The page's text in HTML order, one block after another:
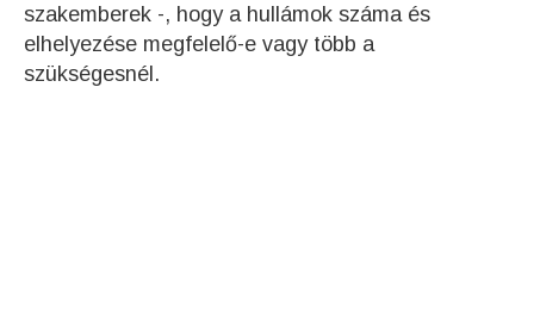
szakemberek -, hogy a hullámok száma és
elhelyezése megfelelő-e vagy több a
szükségesnél.